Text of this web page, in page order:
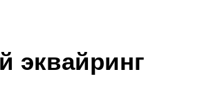
эквайринг